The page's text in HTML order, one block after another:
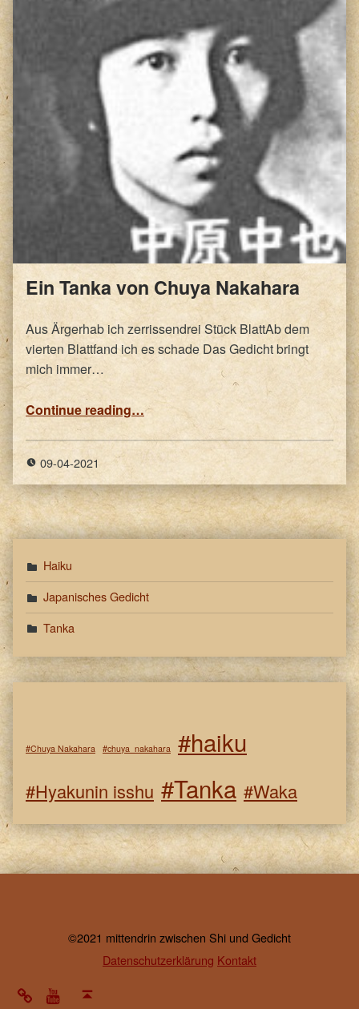
Ein Tanka von Chuya Nakahara
Aus Ärgerhab ich zerrissendrei Stück BlattAb dem
vierten Blattfand ich es schade Das Gedicht bringt
mich immer…
Continue reading “Ein Tanka von Chuya Nakahara”
…
09-04-2021
Haiku
Japanisches Gedicht
Tanka
#Chuya Nakahara #chuya_nakahara #haiku
#Hyakunin isshu #Tanka #Waka
©2021 mittendrin zwischen Shi und Gedicht
Datenschutzerklärung Kontakt